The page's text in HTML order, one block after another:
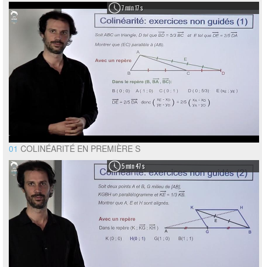
7 min 17 s
01 COLINÉARITÉ EN PREMIÈRE S
5 min 47 s